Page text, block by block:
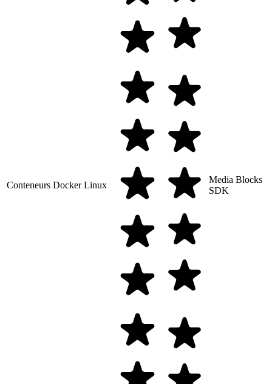
Conteneurs Docker Linux
Media Blocks
SDK